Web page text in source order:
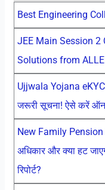
Best Engineering
JEE Main Session 2
Solutions from
Ujjwala Yojana eKYC
जरूरी सूचना! ऐसे करें
New Family Pension
अधिकार और क्या हट
रिपोर्ट?